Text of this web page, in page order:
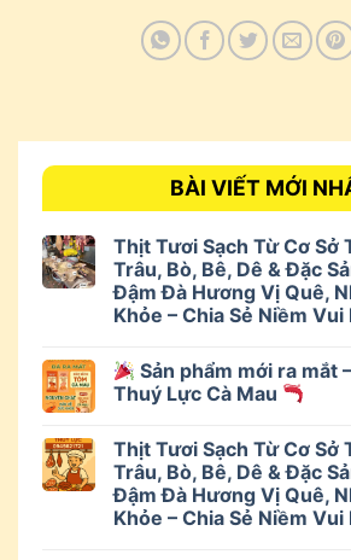
BÀI VIẾT MỚI
Thịt Tươi Sạch Từ Cơ Sở
Trâu, Bò, Bê, Dê & Đặc
Đậm Đà Hương Vị Quê,
Khỏe – Chia Sẻ Niềm
Sản phẩm mới ra mắt
Thuý Lực Cà Mau
Thịt Tươi Sạch Từ Cơ Sở
Trâu, Bò, Bê, Dê & Đặc
Đậm Đà Hương Vị Quê,
Khỏe – Chia Sẻ Niềm